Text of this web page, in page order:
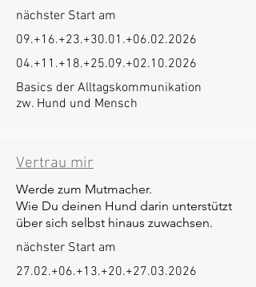
nächster Start am
09.+16.+23.+30.01.+06.02.2026
04.+11.+18.+25.09.+02.10.2026
Basics der Alltagskommunikation
zw. Hund und Mensch
Vertrau mir
Werde zum Mutmacher.
Wie Du deinen Hund darin unterstützt
über sich selbst hinaus zuwachsen.
nächster Start am
27.02.+06.+13.+20.+27.03.2026